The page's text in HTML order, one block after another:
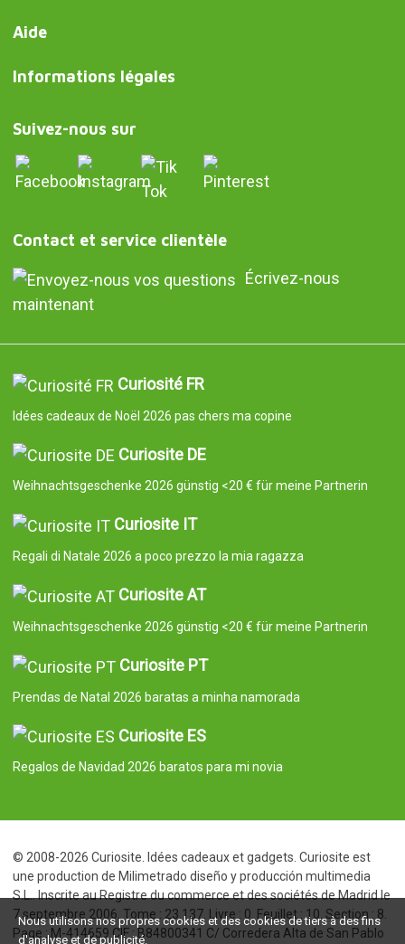
Aide
Informations légales
Suivez-nous sur
Contact et service clientèle
Écrivez-nous
maintenant
Curiosité FR
Idées cadeaux de Noël 2026 pas chers ma copine
Curiosite DE
Weihnachtsgeschenke 2026 günstig <20 € für meine Partnerin
Curiosite IT
Regali di Natale 2026 a poco prezzo la mia ragazza
Curiosite AT
Weihnachtsgeschenke 2026 günstig <20 € für meine Partnerin
Curiosite PT
Prendas de Natal 2026 baratas a minha namorada
Curiosite ES
Regalos de Navidad 2026 baratos para mi novia
© 2008-2026 Curiosite. Idées cadeaux et gadgets. Curiosite est
une production de Milimetrado diseño y producción multimedia
S.L.. Inscrite au Registre du commerce et des sociétés de Madrid le
7 septembre 2006. Tome : 23.137. Livre : 0. Feuillet : 10. Section : 8.
Page : M-414659 CIF : B84800341 C/ Corredera Alta de San Pablo
Nous utilisons nos propres cookies et des cookies de tiers à des fins
d'analyse et de publicité.